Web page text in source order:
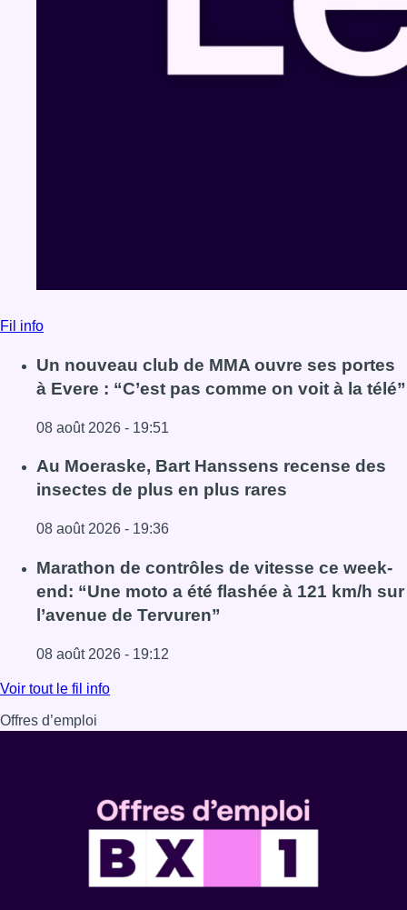
Fil info
Un nouveau club de MMA ouvre ses portes
à Evere : “C’est pas comme on voit à la télé”
08 août 2026 - 19:51
Lire l'article Un nouveau club de MMA ouvre ses portes à
Au Moeraske, Bart Hanssens recense des
insectes de plus en plus rares
08 août 2026 - 19:36
Lire l'article Au Moeraske, Bart Hanssens recense des
Marathon de contrôles de vitesse ce week-
end: “Une moto a été flashée à 121 km/h sur
l’avenue de Tervuren”
08 août 2026 - 19:12
Lire l'article Marathon de contrôles de vitesse ce week-
Voir tout le fil info
Offres d’emploi